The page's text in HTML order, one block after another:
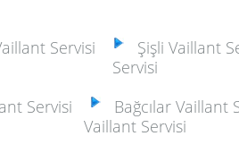
Servisi
Şişli Vaillant
Servisi
Servisi
Bağcılar Vaillant
Vaillant Servisi